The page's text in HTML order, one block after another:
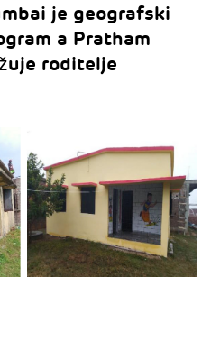
je geografski
a Pratham
roditelje